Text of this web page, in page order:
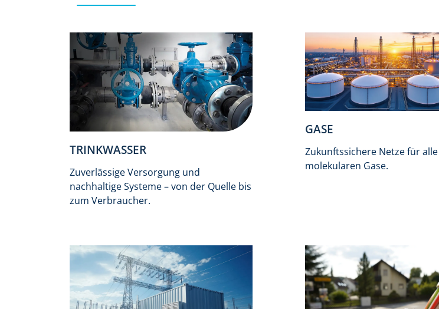
TRINKWASSER
Zuverlässige Versorgung und
nachhaltige Systeme – von der Quelle bis
zum Verbraucher.
GASE
Zukunftssichere Netze für alle
molekularen Gase.